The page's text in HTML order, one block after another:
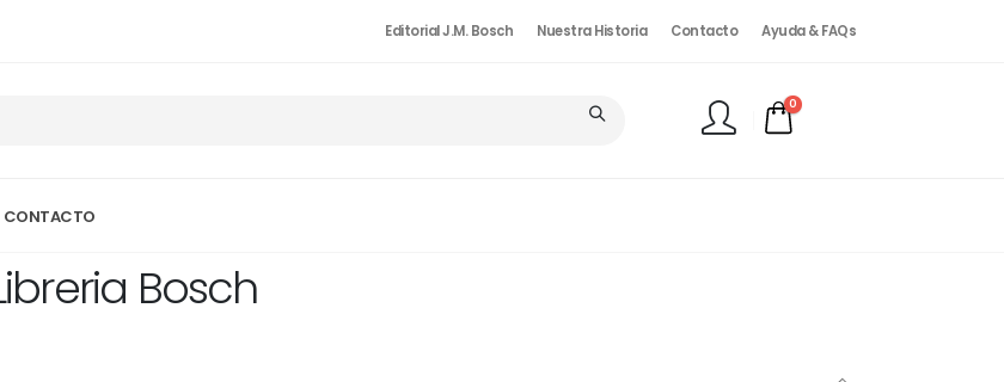
Editorial J.M. Bosch Nuestra Historia Contacto Ayuda & FAQs
0
CONTACTO
Bosch